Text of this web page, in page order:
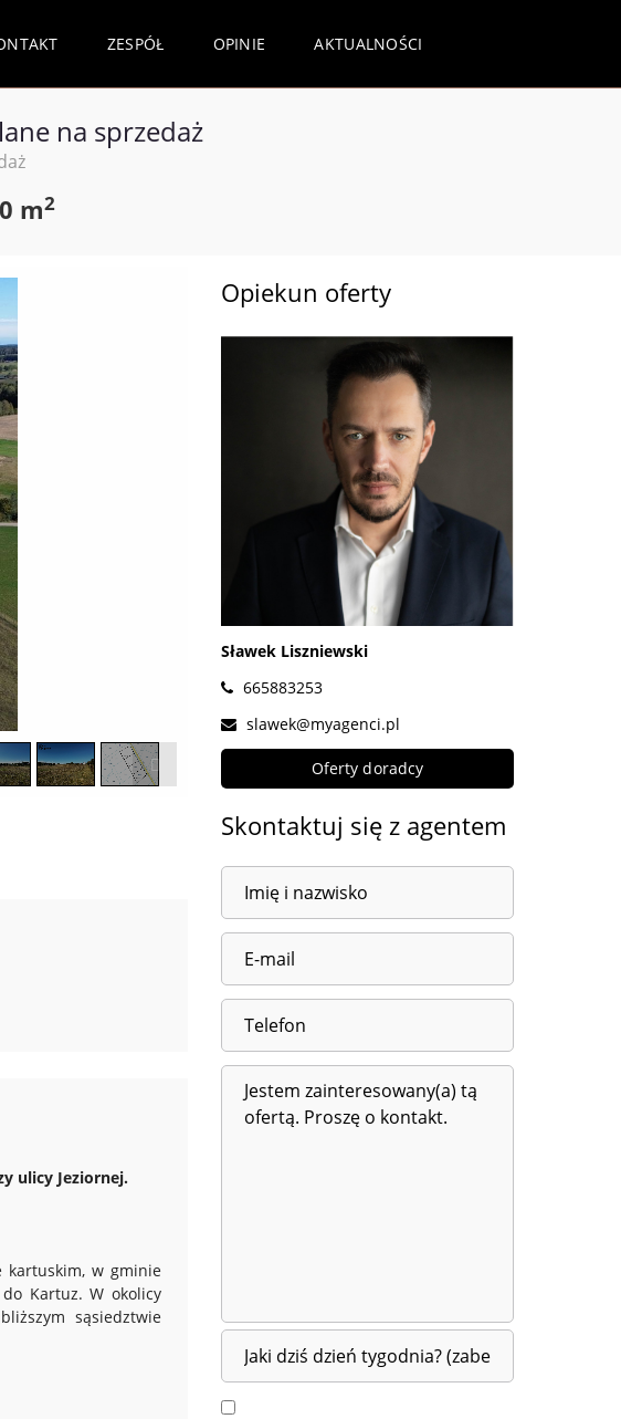
ZESPÓŁ OPINIE AKTUALNOŚCI
na sprzedaż
m2
ulicy Jeziornej.
kartuskim, w gminie
Kartuz. W okolicy
sąsiedztwie
Opiekun oferty
Sławek Liszniewski
665883253
slawek@myagenci.pl
Oferty doradcy
Skontaktuj się z agentem